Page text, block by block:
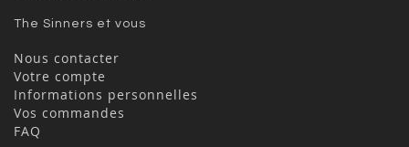
The Sinners et vous
Nous contacter
Votre compte
Informations personnelles
Vos commandes
FAQ